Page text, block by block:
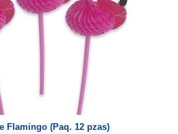
Flamingo (Paq. 12 pzas)